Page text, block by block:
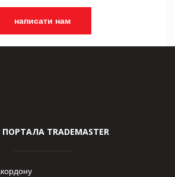
написати нам
TRADEMASTER